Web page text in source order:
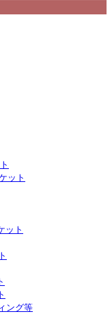
ット
ット
ング等